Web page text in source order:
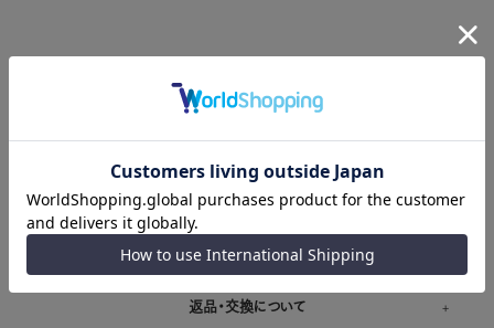
送料とお支払い方法
返品・交換について